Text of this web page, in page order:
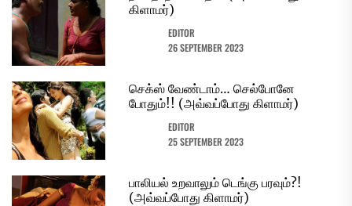
கிளாமர்)
EDITOR
26 SEPTEMBER 2023
செக்ஸ் வேண்டாம்… செல்போனே
போதும்!! (அவ்வப்போது கிளாமர்)
EDITOR
25 SEPTEMBER 2023
பாலியல் உறவாலும் டெங்கு பரவும்?!
(அவ்வப்போது கிளாமர்)